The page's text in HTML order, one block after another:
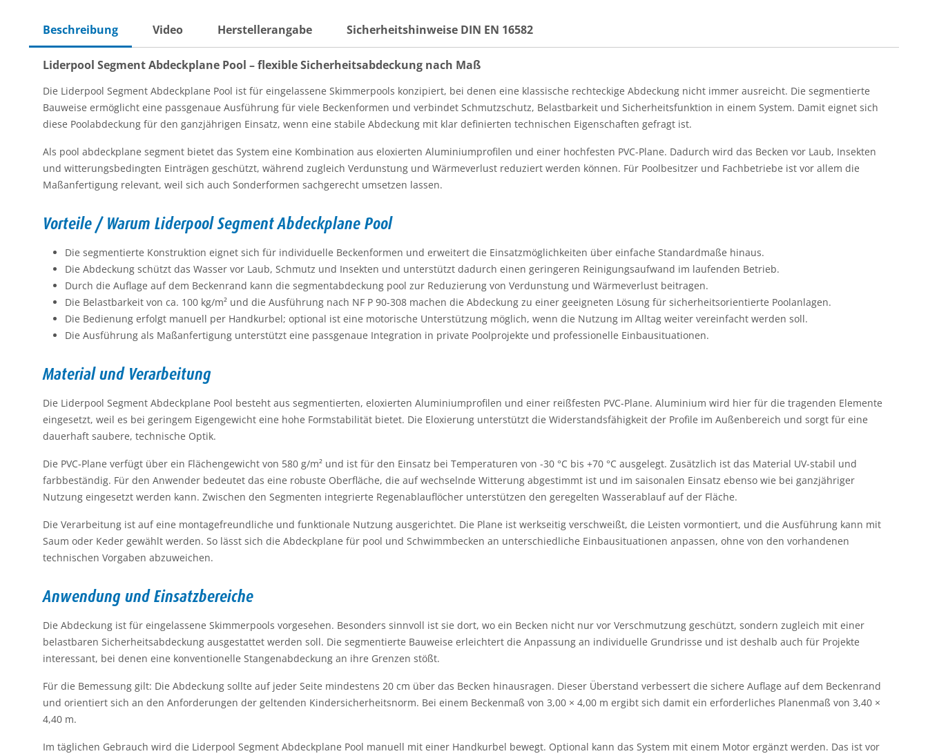
Beschreibung Video Herstellerangabe Sicherheitshinweise DIN EN 16582
Liderpool Segment Abdeckplane Pool – flexible Sicherheitsabdeckung nach Maß
Die Liderpool Segment Abdeckplane Pool ist für eingelassene Skimmerpools konzipiert, bei denen eine klassische rechteckige Abdeckung nicht immer ausreicht. Die segmentierte
Bauweise ermöglicht eine passgenaue Ausführung für viele Beckenformen und verbindet Schmutzschutz, Belastbarkeit und Sicherheitsfunktion in einem System. Damit eignet sich
diese Poolabdeckung für den ganzjährigen Einsatz, wenn eine stabile Abdeckung mit klar definierten technischen Eigenschaften gefragt ist.
Als pool abdeckplane segment bietet das System eine Kombination aus eloxierten Aluminiumprofilen und einer hochfesten PVC-Plane. Dadurch wird das Becken vor Laub, Insekten
und witterungsbedingten Einträgen geschützt, während zugleich Verdunstung und Wärmeverlust reduziert werden können. Für Poolbesitzer und Fachbetriebe ist vor allem die
Maßanfertigung relevant, weil sich auch Sonderformen sachgerecht umsetzen lassen.
Vorteile / Warum Liderpool Segment Abdeckplane Pool
Die segmentierte Konstruktion eignet sich für individuelle Beckenformen und erweitert die Einsatzmöglichkeiten über einfache Standardmaße hinaus.
Die Abdeckung schützt das Wasser vor Laub, Schmutz und Insekten und unterstützt dadurch einen geringeren Reinigungsaufwand im laufenden Betrieb.
Durch die Auflage auf dem Beckenrand kann die segmentabdeckung pool zur Reduzierung von Verdunstung und Wärmeverlust beitragen.
Die Belastbarkeit von ca. 100 kg/m² und die Ausführung nach NF P 90-308 machen die Abdeckung zu einer geeigneten Lösung für sicherheitsorientierte Poolanlagen.
Die Bedienung erfolgt manuell per Handkurbel; optional ist eine motorische Unterstützung möglich, wenn die Nutzung im Alltag weiter vereinfacht werden soll.
Die Ausführung als Maßanfertigung unterstützt eine passgenaue Integration in private Poolprojekte und professionelle Einbausituationen.
Material und Verarbeitung
Die Liderpool Segment Abdeckplane Pool besteht aus segmentierten, eloxierten Aluminiumprofilen und einer reißfesten PVC-Plane. Aluminium wird hier für die tragenden Elemente
eingesetzt, weil es bei geringem Eigengewicht eine hohe Formstabilität bietet. Die Eloxierung unterstützt die Widerstandsfähigkeit der Profile im Außenbereich und sorgt für eine
dauerhaft saubere, technische Optik.
Die PVC-Plane verfügt über ein Flächengewicht von 580 g/m² und ist für den Einsatz bei Temperaturen von -30 °C bis +70 °C ausgelegt. Zusätzlich ist das Material UV-stabil und
farbbeständig. Für den Anwender bedeutet das eine robuste Oberfläche, die auf wechselnde Witterung abgestimmt ist und im saisonalen Einsatz ebenso wie bei ganzjähriger
Nutzung eingesetzt werden kann. Zwischen den Segmenten integrierte Regenablauflöcher unterstützen den geregelten Wasserablauf auf der Fläche.
Die Verarbeitung ist auf eine montagefreundliche und funktionale Nutzung ausgerichtet. Die Plane ist werkseitig verschweißt, die Leisten vormontiert, und die Ausführung kann mit
Saum oder Keder gewählt werden. So lässt sich die Abdeckplane für pool und Schwimmbecken an unterschiedliche Einbausituationen anpassen, ohne von den vorhandenen
technischen Vorgaben abzuweichen.
Anwendung und Einsatzbereiche
Die Abdeckung ist für eingelassene Skimmerpools vorgesehen. Besonders sinnvoll ist sie dort, wo ein Becken nicht nur vor Verschmutzung geschützt, sondern zugleich mit einer
belastbaren Sicherheitsabdeckung ausgestattet werden soll. Die segmentierte Bauweise erleichtert die Anpassung an individuelle Grundrisse und ist deshalb auch für Projekte
interessant, bei denen eine konventionelle Stangenabdeckung an ihre Grenzen stößt.
Für die Bemessung gilt: Die Abdeckung sollte auf jeder Seite mindestens 20 cm über das Becken hinausragen. Dieser Überstand verbessert die sichere Auflage auf dem Beckenrand
und orientiert sich an den Anforderungen der geltenden Kindersicherheitsnorm. Bei einem Beckenmaß von 3,00 × 4,00 m ergibt sich damit ein erforderliches Planenmaß von 3,40 ×
4,40 m.
Im täglichen Gebrauch wird die Liderpool Segment Abdeckplane Pool manuell mit einer Handkurbel bewegt. Optional kann das System mit einem Motor ergänzt werden. Das ist vor